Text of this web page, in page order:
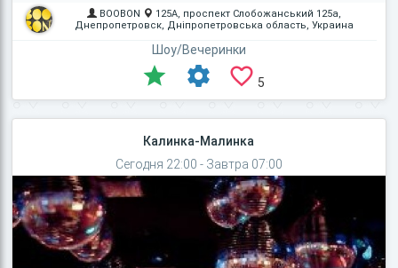
BOOBON
125A, проспект Слобожанський 125а,
Днепропетровск, Дніпропетровська область, Украина
Шоу/Вечеринки
5
Калинка-Малинка
Сегодня 22:00 - Завтра 07:00